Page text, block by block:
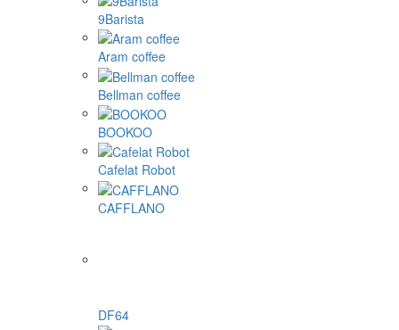
9Barista
Aram coffee
Bellman coffee
BOOKOO
Cafelat Robot
CAFFLANO
DF64